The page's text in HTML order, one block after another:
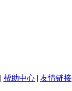
| 帮助中心 | 友情链接